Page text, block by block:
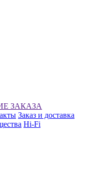
ЗАКАЗА
Заказ и доставка
Hi-Fi